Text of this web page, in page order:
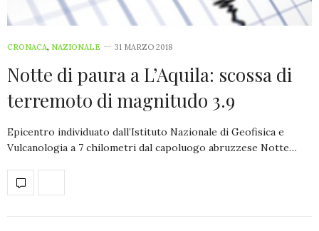
CRONACA, NAZIONALE 31 MARZO 2018
Notte di paura a L’Aquila: scossa di
terremoto di magnitudo 3.9
Epicentro individuato dall’Istituto Nazionale di Geofisica e
Vulcanologia a 7 chilometri dal capoluogo abruzzese Notte…